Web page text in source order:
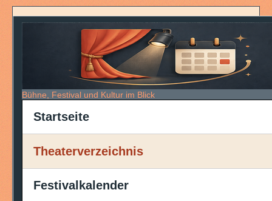
Bühne, Festival und Kultur im Blick
Startseite
Theaterverzeichnis
Festivalkalender